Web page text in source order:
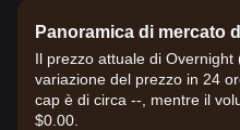
Panoramica di mercato
Il prezzo attuale di Overnight
variazione del prezzo in 24
cap è di circa --, mentre il
$0.00.